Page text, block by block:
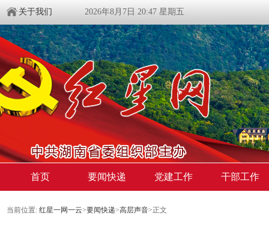
关于我们 2026年8月7日 20:47 星期五
首页 要闻快递 党建工作 干部工作
当前位置: 红星一网一云>要闻快递>高层声音>正文